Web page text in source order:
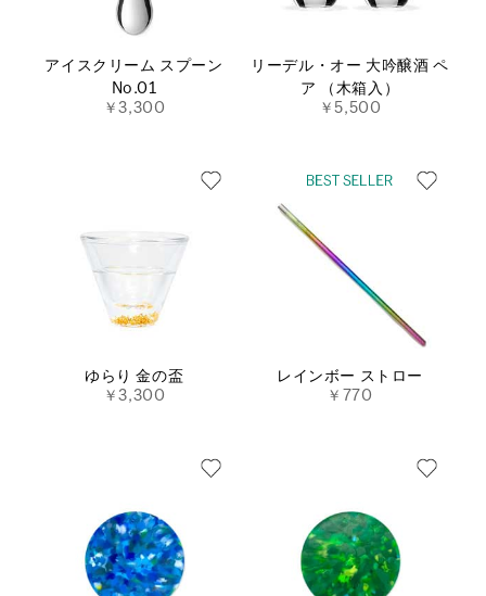
アイスクリーム スプーン
No.01
￥3,300
リーデル・オー 大吟醸酒 ペ
ア （木箱入）
￥5,500
ゆらり 金の盃
￥3,300
レインボー ストロー
￥770